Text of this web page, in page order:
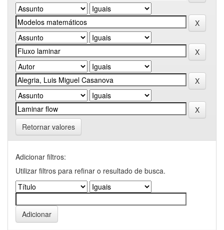
Retornar valores
Adicionar filtros:
Utilizar filtros para refinar o resultado de busca.